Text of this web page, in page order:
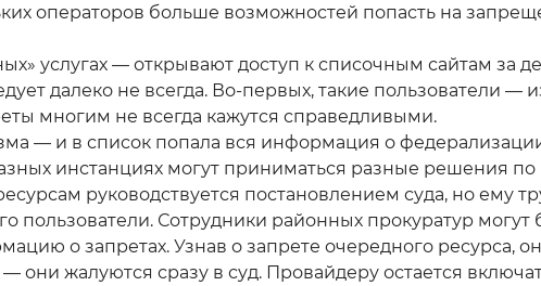
операторов больше возможностей попасть на
услугах — открывают доступ к списочным сайтам за
далеко не всегда. Во-первых, такие пользователи —
многим не всегда кажутся справедливыми.
— и в список попала вся информация о
инстанциях могут приниматься разные решения по
руководствуется постановлением суда, но ему
пользователи. Сотрудники районных прокуратур могут
о запретах. Узнав о запрете очередного ресурса,
жалуются сразу в суд. Провайдеру остается